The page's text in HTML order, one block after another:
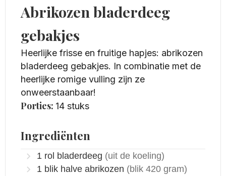
Abrikozen bladerdeeg
gebakjes
Heerlijke frisse en fruitige hapjes: abrikozen
bladerdeeg gebakjes. In combinatie met de
heerlijke romige vulling zijn ze
onweerstaanbaar!
Porties: 14 stuks
Ingrediënten
1 rol bladerdeeg (uit de koeling)
1 blik halve abrikozen (blik 420 gram)